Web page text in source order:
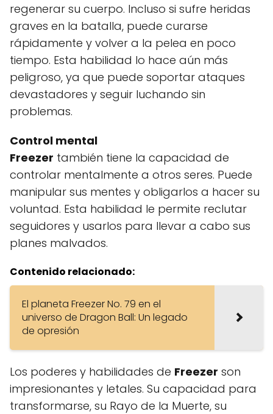
regenerar su cuerpo. Incluso si sufre heridas
graves en la batalla, puede curarse
rápidamente y volver a la pelea en poco
tiempo. Esta habilidad lo hace aún más
peligroso, ya que puede soportar ataques
devastadores y seguir luchando sin
problemas.
Control mental
Freezer también tiene la capacidad de
controlar mentalmente a otros seres. Puede
manipular sus mentes y obligarlos a hacer su
voluntad. Esta habilidad le permite reclutar
seguidores y usarlos para llevar a cabo sus
planes malvados.
Contenido relacionado:
El planeta Freezer No. 79 en el
universo de Dragon Ball: Un legado
de opresión
Los poderes y habilidades de Freezer son
impresionantes y letales. Su capacidad para
transformarse, su Rayo de la Muerte, su